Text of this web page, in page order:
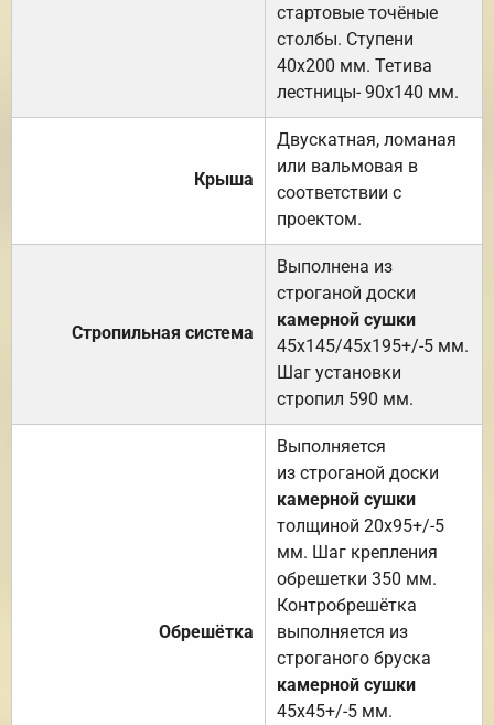
стартовые точёные
столбы. Ступени
40х200 мм. Тетива
лестницы- 90х140 мм.
Крыша
Двускатная, ломаная
или вальмовая в
соответствии с
проектом.
Стропильная система
Выполнена из
строганой доски
камерной сушки
45х145/45х195+/-5 мм.
Шаг установки
стропил 590 мм.
Обрешётка
Выполняется
из строганой доски
камерной сушки
толщиной 20х95+/-5
мм. Шаг крепления
обрешетки 350 мм.
Контробрешётка
выполняется из
строганого бруска
камерной сушки
45х45+/-5 мм.